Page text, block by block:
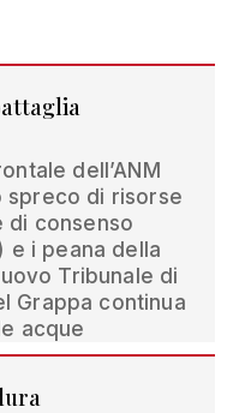
dell’ANM
spreco di risorse
di consenso
e i peana della
Tribunale di
Grappa continua
acque